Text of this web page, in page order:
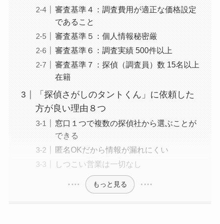
審査基準４：調査費用が適正な価格設定
であること
審査基準５：個人情報秘密厳
審査基準６：調査実績 500件以上
審査基準７：探偵（調査員）数 15名以上
在籍
「探偵さがしのタントくん」に依頼した
方が良い理由８つ
窓口１つで複数の探偵社から選ぶことが
できる
匿名OKだから情報が漏れにくい
しつこい営業は一切なし
もっと見る